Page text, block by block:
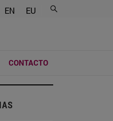
EN EU
CONTACTO